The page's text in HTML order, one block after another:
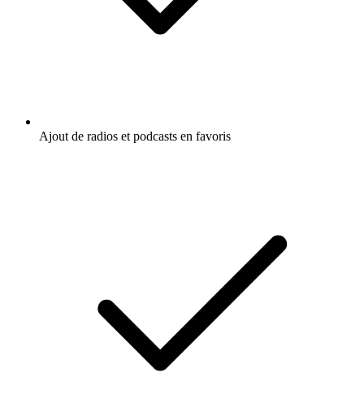
Ajout de radios et podcasts en favoris